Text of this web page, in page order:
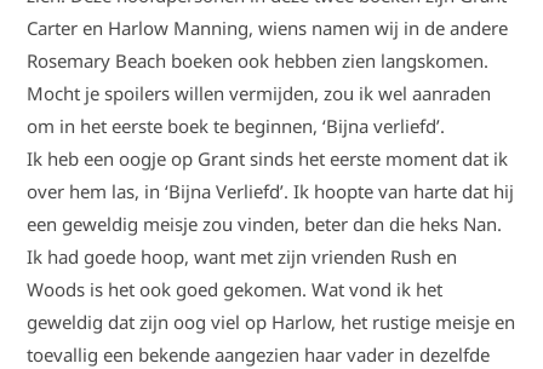
Carter en Harlow Manning, wiens namen wij in de andere
Rosemary Beach boeken ook hebben zien langskomen.
Mocht je spoilers willen vermijden, zou ik wel aanraden
om in het eerste boek te beginnen, ‘Bijna verliefd’.
Ik heb een oogje op Grant sinds het eerste moment dat ik
over hem las, in ‘Bijna Verliefd’. Ik hoopte van harte dat hij
een geweldig meisje zou vinden, beter dan die heks Nan.
Ik had goede hoop, want met zijn vrienden Rush en
Woods is het ook goed gekomen. Wat vond ik het
geweldig dat zijn oog viel op Harlow, het rustige meisje en
toevallig een bekende aangezien haar vader in dezelfde